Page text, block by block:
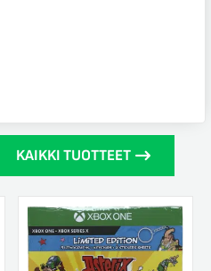
KAIKKI TUOTTEET